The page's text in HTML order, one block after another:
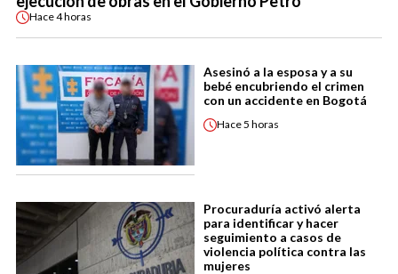
Hace4 horas
Asesinó a la esposa y a su
bebé encubriendo el crimen
con un accidente en Bogotá
Hace5 horas
Procuraduría activó alerta
para identificar y hacer
seguimiento a casos de
violencia política contra las
mujeres